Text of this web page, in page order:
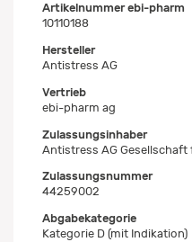
Artikelnummer ebi-pharm
10110188
Hersteller
Antistress AG
Vertrieb
ebi-pharm ag
Zulassungsinhaber
Antistress AG
Zulassungsnummer
44259002
Abgabekategorie
Kategorie D (mit Indikation)